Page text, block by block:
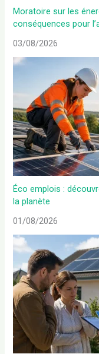
Moratoire sur les
conséquences pour
03/08/2026
Éco emplois :
la planète
01/08/2026